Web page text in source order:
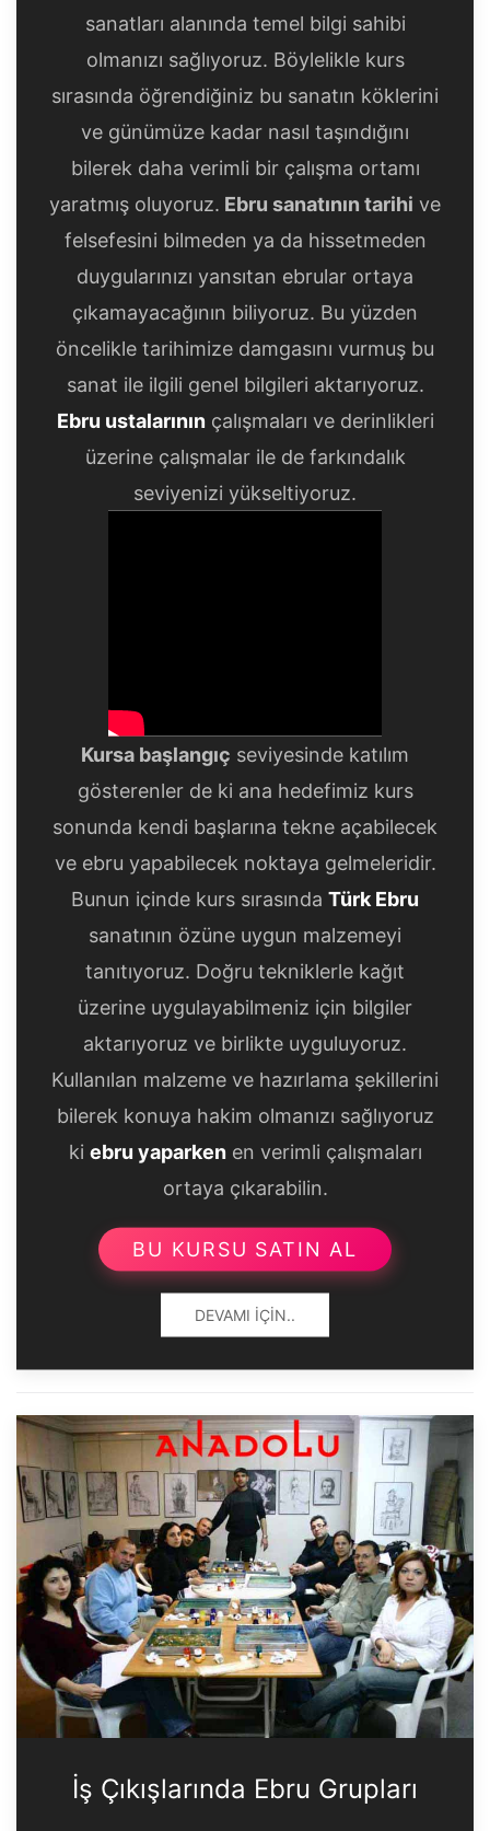
sanatları alanında temel bilgi sahibi
olmanızı sağlıyoruz. Böylelikle kurs
sırasında öğrendiğiniz bu sanatın köklerini
ve günümüze kadar nasıl taşındığını
bilerek daha verimli bir çalışma ortamı
yaratmış oluyoruz. Ebru sanatının tarihi ve
felsefesini bilmeden ya da hissetmeden
duygularınızı yansıtan ebrular ortaya
çıkamayacağının biliyoruz. Bu yüzden
öncelikle tarihimize damgasını vurmuş bu
sanat ile ilgili genel bilgileri aktarıyoruz.
Ebru ustalarınınçalışmaları ve derinlikleri
üzerine çalışmalar ile de farkındalık
seviyenizi yükseltiyoruz.
Kursa başlangıç seviyesinde katılım
gösterenler de ki ana hedefimiz kurs
sonunda kendi başlarına tekne açabilecek
ve ebru yapabilecek noktaya gelmeleridir.
Bunun içinde kurs sırasında Türk Ebru
sanatının özüne uygun malzemeyi
tanıtıyoruz. Doğru tekniklerle kağıt
üzerine uygulayabilmeniz için bilgiler
aktarıyoruz ve birlikte uyguluyoruz.
Kullanılan malzeme ve hazırlama şekillerini
bilerek konuya hakim olmanızı sağlıyoruz
ki ebru yaparkenen verimli çalışmaları
ortaya çıkarabilin.
BU KURSU SATIN AL
DEVAMI İÇIN..
İş Çıkışlarında Ebru Grupları